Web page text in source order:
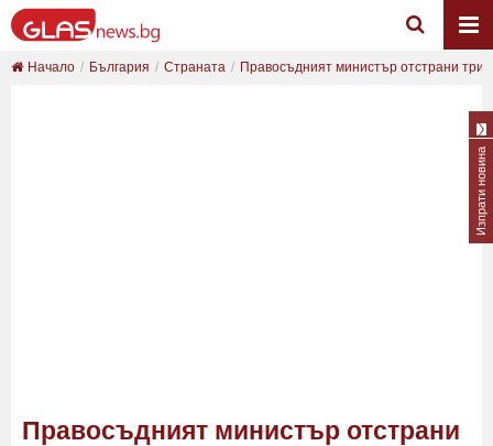
Начало България Страната Правосъдният министър отстрани
Правосъдният министър отстрани
Изпрати новина